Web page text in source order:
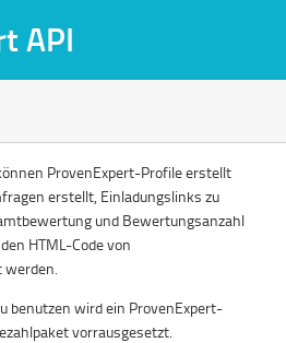
API
ProvenExpert-Profile erstellt
erstellt, Einladungslinks zu
und Bewertungsanzahl
HTML-Code von
benutzen wird ein ProvenExpert-
vorrausgesetzt.